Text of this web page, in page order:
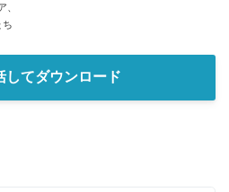
、
してダウンロード